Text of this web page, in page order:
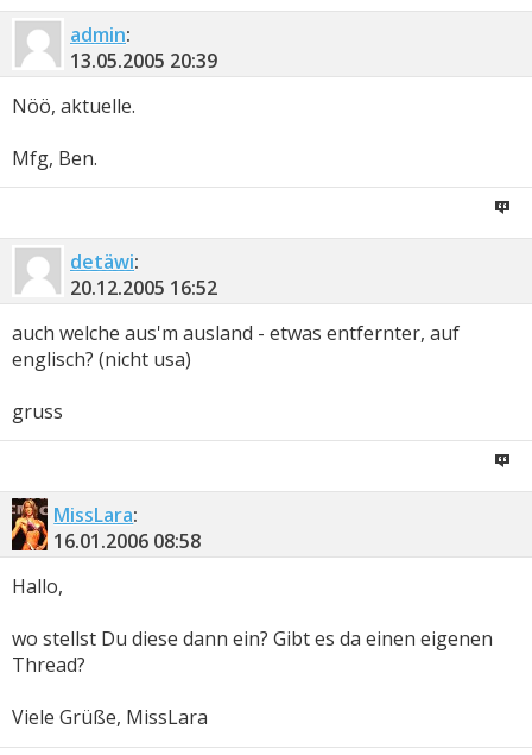
admin:
13.05.2005 20:39
Nöö, aktuelle.
Mfg, Ben.
detäwi:
20.12.2005 16:52
auch welche aus'm ausland - etwas entfernter, auf
englisch? (nicht usa)
gruss
MissLara:
16.01.2006 08:58
Hallo,
wo stellst Du diese dann ein? Gibt es da einen eigenen
Thread?
Viele Grüße, MissLara